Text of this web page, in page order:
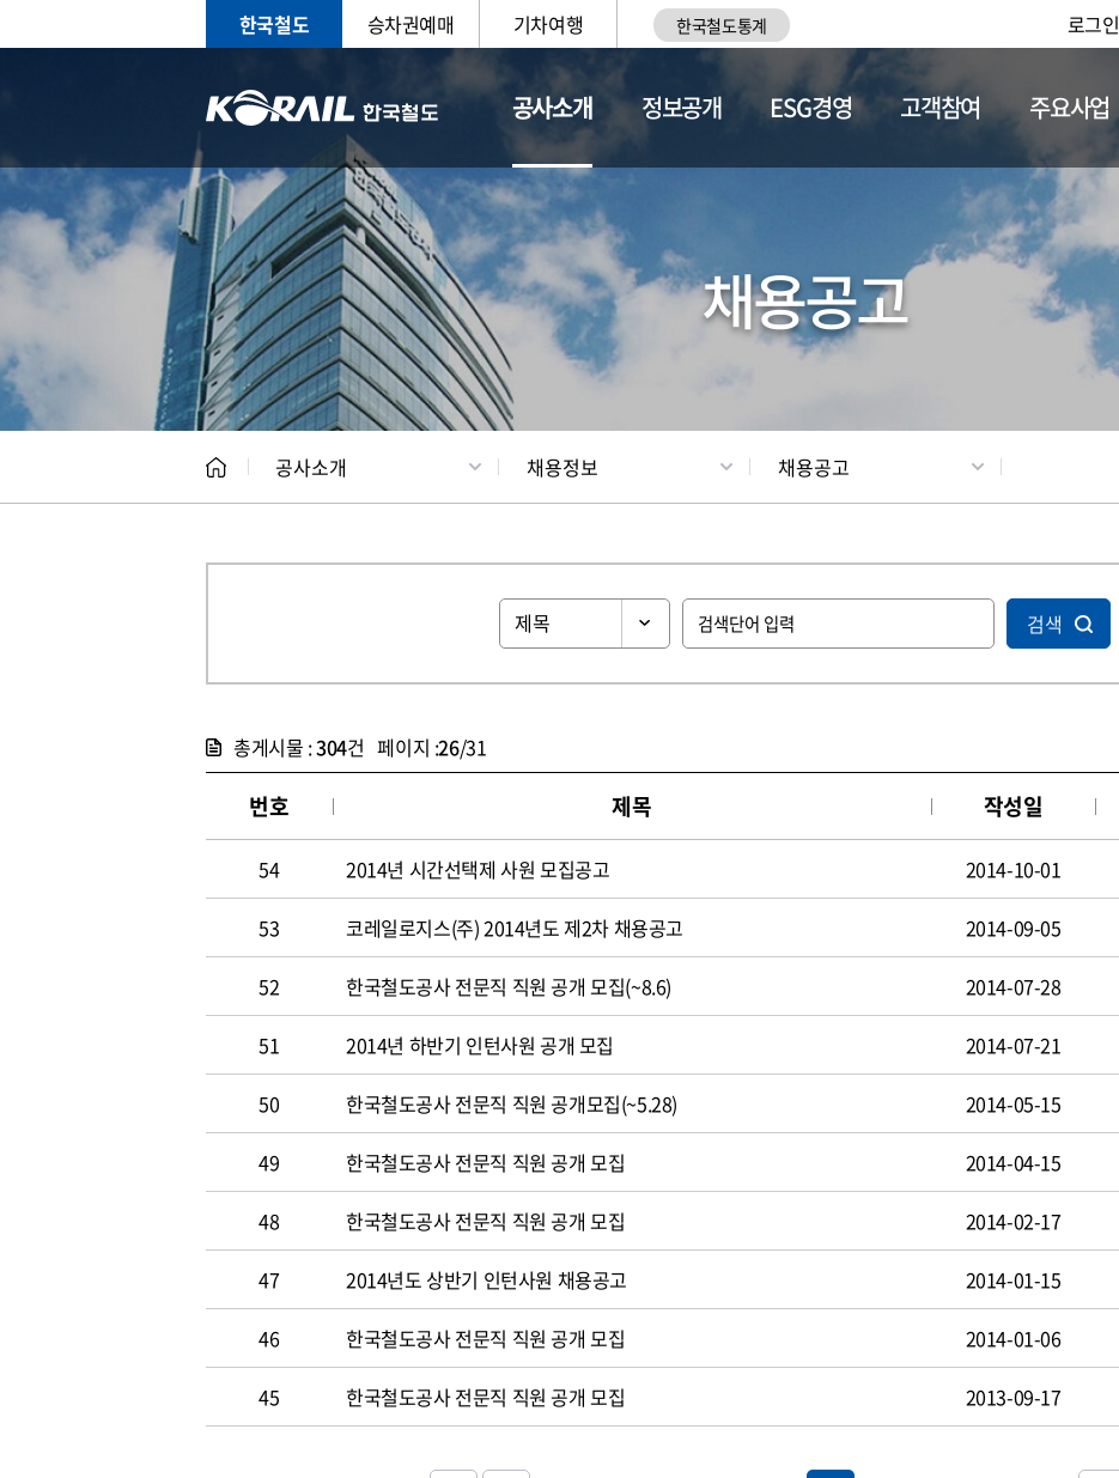
한국철도 승차권예매 기차여행 한국철도통계 로그인
공사소개
CEO 일반현황 채용정보
정보공개 ESG경영 고객참여 주요사업
채용공고
공사소개 채용정보 채용공고
검색
총게시물 :304건 페이지 :26/31
번호 제목 작성일
54 2014년 시간선택제 사원 모집공고 2014-10-01
53 코레일로지스(주) 2014년도 제2차 채용공고 2014-09-05
52 한국철도공사 전문직 직원 공개 모집(~8.6) 2014-07-28
51 2014년 하반기 인턴사원 공개 모집 2014-07-21
50 한국철도공사 전문직 직원 공개모집(~5.28) 2014-05-15
49 한국철도공사 전문직 직원 공개 모집 2014-04-15
48 한국철도공사 전문직 직원 공개 모집 2014-02-17
47 2014년도 상반기 인턴사원 채용공고 2014-01-15
46 한국철도공사 전문직 직원 공개 모집 2014-01-06
45 한국철도공사 전문직 직원 공개 모집 2013-09-17